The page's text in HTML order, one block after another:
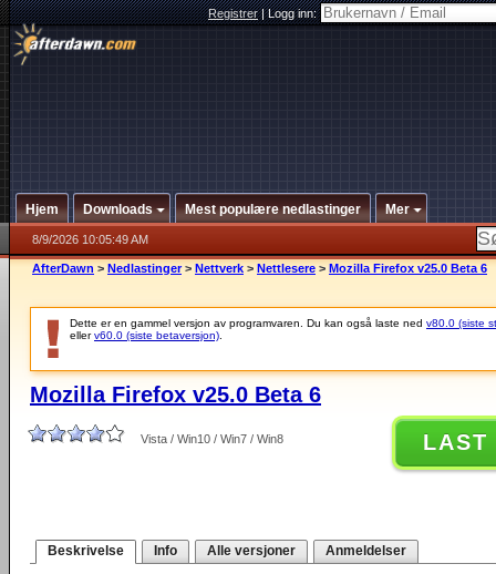
Registrer|Logg inn:
Hjem Downloads Mest populære nedlastinger Mer
8/9/2026 10:05:49 AM
AfterDawn > Nedlastinger > Nettverk > Nettlesere > Mozilla Firefox v25.0 Beta 6
Dette er en gammel versjon av programvaren. Du kan også laste ned v80.0 (siste
ellerv60.0 (siste betaversjon)
Mozilla Firefox v25.0 Beta 6
Vista / Win10 / Win7 / Win8 LAST
Beskrivelse Info Alle versjoner Anmeldelser